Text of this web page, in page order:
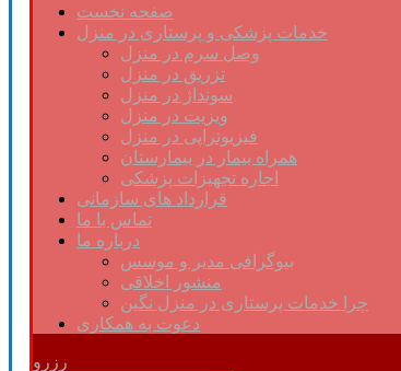
صفحه نخست
خدمات پزشکی و پرستاری در منزل
وصل سرم در منزل
تزریق در منزل
سونداژ در منزل
ویزیت در منزل
فیزیوتراپی در منزل
همراه بیمار در بیمارستان
اجاره تجهیزات پزشکی
قرارداد های سازمانی
تماس با ما
درباره ما
بیوگرافی مدیر و موسس
منشور اخلاقی
چرا خدمات پرستاری در منزل نگین
دعوت به همکاری
رزرو